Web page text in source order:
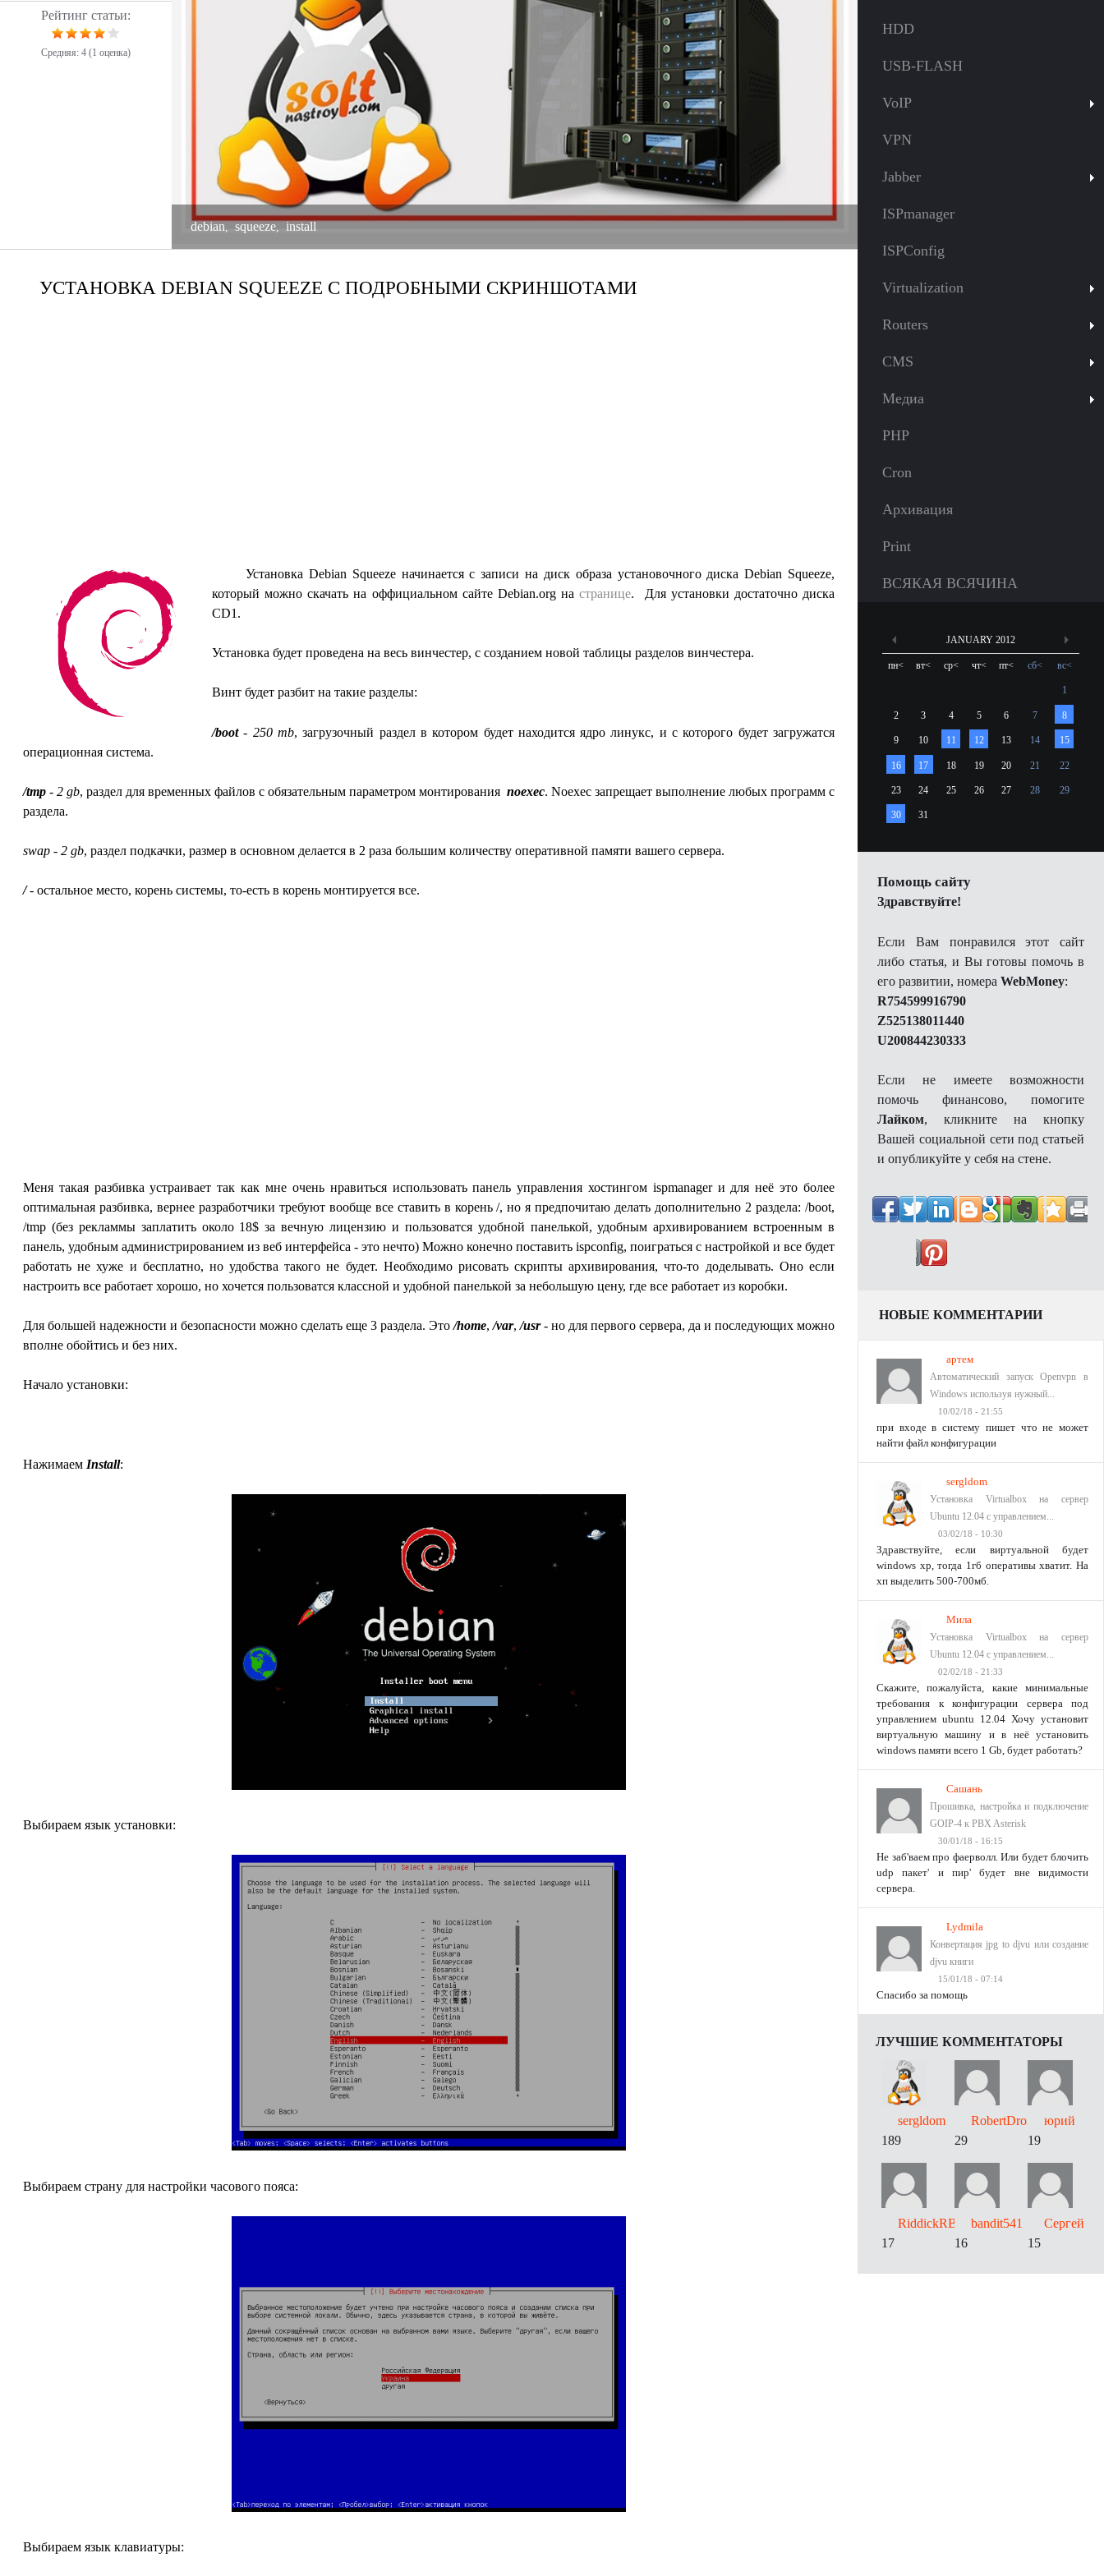
Рейтинг статьи:
Средняя: 4 (1 оценка)
debian squeeze, install
УСТАНОВКА DEBIAN SQUEEZE C ПОДРОБНЫМИ СКРИНШОТАМИ
Установка Debian Squeeze начинается с записи на диск образа установочного диска Debian Squeeze,
который можно скачать на оффициальном сайте Debian.org настранице. Для установки достаточно диска
CD1.
Установка будет проведена на весь винчестер, с созданием новой таблицы разделов винчестера.
Винт будет разбит на такие разделы:
/boot- 250 mb, загрузочный раздел в котором будет находится ядро линукс, и с которого будет загружатся
операционная система.
/tmp - 2 gb, раздел для временных файлов с обязательным параметром монтирования noexec. Noexec запрещает выполнение любых программ с
раздела.
swap - 2 gb, раздел подкачки, размер в основном делается в 2 раза большим количеству оперативной памяти вашего сервера.
/- остальное место, корень системы, то-есть в корень монтируется все.
Меня такая разбивка устраивает так как мне очень нравиться использовать панель управления хостингом ispmanager и для неё это более
оптимальная разбивка, вернее разработчики требуют вообще все ставить в корень /, но я предпочитаю делать дополнительно 2 раздела: /boot,
/tmp (без рекламмы заплатить около 18$ за вечную лицензию и пользоватся удобной панелькой, удобным архивированием встроенным в
панель, удобным администрированием из веб интерфейса - это нечто) Можно конечно поставить ispconfig, поиграться с настройкой и все будет
работать не хуже и бесплатно, но удобства такого не будет. Необходимо рисовать скрипты архивирования, что-то доделывать. Оно если
настроить все работает хорошо, но хочется пользоватся классной и удобной панелькой за небольшую цену, где все работает из коробки.
Для большей надежности и безопасности можно сделать еще 3 раздела. Это/home,/var,/usr- но для первого сервера, да и последующих можно
вполне обойтись и без них.
Начало установки:
Нажимаем Install:
Выбираем язык установки:
Выбираем страну для настройки часового пояса:
Выбираем язык клавиатуры:
HDD
USB-FLASH
VoIP
VPN
Jabber
ISPmanager
ISPConfig
Virtualization
Routers
CMS
Медиа
PHP
Cron
Архивация
Print
ВСЯКАЯ ВСЯЧИНА
пн< вт< ср< чт< пт< сб< вс<
1
2 3 4 5 6 7 8
9 10 11 12 13 14 15
16 17 18 19 20 21 22
23 24 25 26 27 28 29
30 31
JANUARY 2012
Помощь сайту
Здравствуйте!
Если Вам понравился этот сайт
либо статья, и Вы готовы помочь в
его развитии, номера WebMoney:
R754599916790
Z525138011440
U200844230333
Если не имеете возможности
помочь финансово, помогите
Лайком, кликните на кнопку
Вашей социальной сети под статьей
и опубликуйте у себя на стене.
НОВЫЕ КОММЕНТАРИИ
артем
Автоматический запуск Openvpn в
Windows используя нужный...
10/02/18 - 21:55
при входе в систему пишет что не может
найти файл конфигурации
sergldom
Установка Virtualbox на сервер
Ubuntu 12.04 с управлением...
03/02/18 - 10:30
Здравствуйте, если виртуальной будет
windows xp, тогда 1гб оперативы хватит. На
хп выделить 500-700мб.
Мила
Установка Virtualbox на сервер
Ubuntu 12.04 с управлением...
02/02/18 - 21:33
Скажите, пожалуйста, какие минимальные
требования к конфигурации сервера под
управлением ubuntu 12.04 Хочу установит
виртуальную машину и в неё установить
windows памяти всего 1 Gb, будет работать?
Сашань
Прошивка, настройка и подключение
GOIP-4 к PBX Asterisk
30/01/18 - 16:15
Не заб'ваем про фаерволл. Или будет блочить
udp пакет' и пир' будет вне видимости
сервера.
Lydmila
Конвертация jpg to djvu или создание
djvu книги
15/01/18 - 07:14
Спасибо за помощь
ЛУЧШИЕ КОММЕНТАТОРЫ
sergldom
189
RobertDrori
29
юрий
19
RiddickRB
17
bandit541
16
Сергей
15